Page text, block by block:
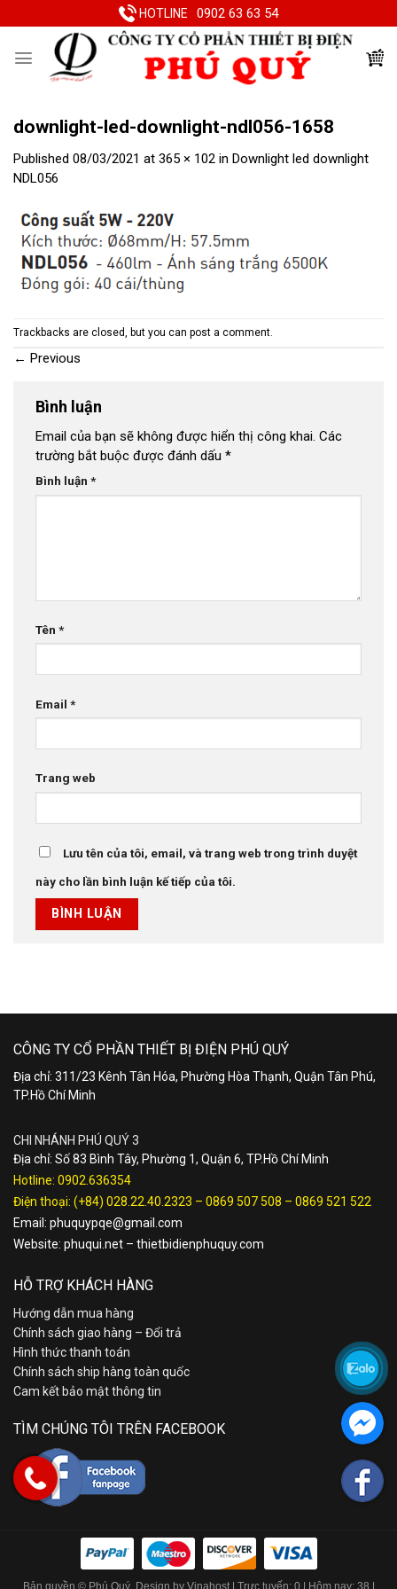
to
HOTLINE 0902 63 63 54
downlight-led-downlight-ndl056-1658
Published 08/03/2021 at 365 × 102 in Downlight led downlight
NDL056
Trackbacks are closed, but you can post a comment
← Previous
Bình luận
Email của bạn sẽ không được hiển thị công khai. Các
trường bắt buộc được đánh dấu *
Bình luận *
Tên *
Email *
Trang web
Lưu tên của tôi, email, và trang web trong trình duyệt
này cho lần bình luận kế tiếp của tôi.
CÔNG TY CỔ PHẦN THIẾT BỊ ĐIỆN PHÚ QUÝ
Địa chỉ: 311/23 Kênh Tân Hóa, Phường Hòa Thạnh, Quận Tân Phú,
TP.Hồ Chí Minh
CHI NHÁNH PHÚ QUÝ 3
Địa chỉ: Số 83 Bình Tây, Phường 1, Quận 6, TP.Hồ Chí Minh
Hotline: 0902.636354
Điện thoại: (+84) 028.22.40.2323 – 0869 507 508 – 0869 521 522
Email: phuquypqe@gmail.com
Website: phuqui.net – thietbidienphuquy.com
HỖ TRỢ KHÁCH HÀNG
Hướng dẫn mua hàng
Chính sách giao hàng – Đổi trả
Hình thức thanh toán
Chính sách ship hàng toàn quốc
Cam kết bảo mật thông tin
TÌM CHÚNG TÔI TRÊN FACEBOOK
Bản quyền © Phú Quý. Design by Vinahost | Trực tuyến: 0 | Hôm nay: 38 |